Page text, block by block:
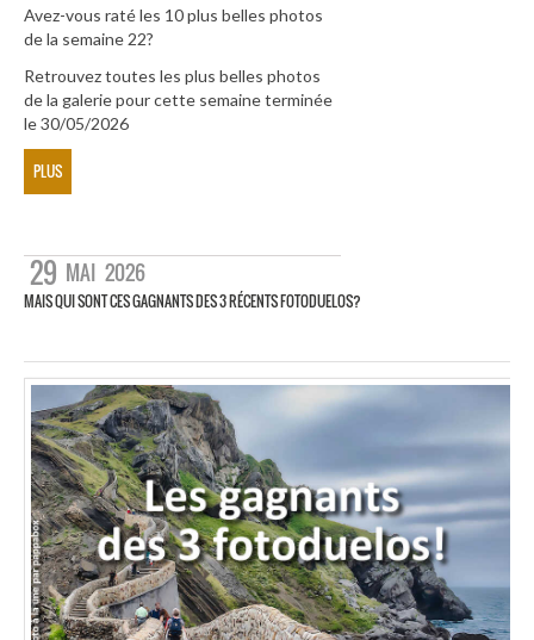
Avez-vous raté les 10 plus belles photos
de la semaine 22?
Retrouvez toutes les plus belles photos
de la galerie pour cette semaine terminée
le 30/05/2026
PLUS
29 MAI 2026
MAIS QUI SONT CES GAGNANTS DES 3 RÉCENTS FOTODUELOS?